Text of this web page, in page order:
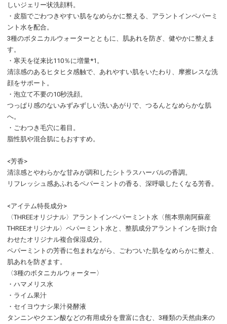
しいジェリー状洗顔料。
・皮脂でごわつきやすい肌をなめらかに整える、アラントインペパーミ
ント水を配合。
3種のボタニカルウォーターとともに、肌あれを防ぎ、健やかに整えま
す。
・寒天を従来比110％に増量*1。
清涼感のあるヒタヒタ感触で、あれやすい肌をいたわり、摩擦レスな洗
顔をサポート。
・泡立て不要の10秒洗顔。
つっぱり感のないみずみずしい洗いあがりで、つるんとなめらかな肌
へ。
・ごわつき毛穴に着目。
脂性肌や混合肌にもおすすめ。
<芳香>
清涼感とやわらかな甘みが調和したシトラスハーバルの香調。
リフレッシュ感あふれるペパーミントの香る、深呼吸したくなる芳香。
<アイテム特長成分>
〈THREEオリジナル〉アラントインペパーミント水〈熊本県南阿蘇産
THREEオリジナル〉ペパーミント水と、整肌成分アラントインを掛け合
わせたオリジナル複合保湿成分。
ペパーミントの芳香に包まれながら、ごわついた肌をなめらかに整え、
肌あれを防ぎます。
〈3種のボタニカルウォーター〉
・ハマメリス水
・ライム果汁
・セイヨウナシ果汁発酵液
タンニンやクエン酸などの有用成分を豊富に含む、3種類の天然由来の